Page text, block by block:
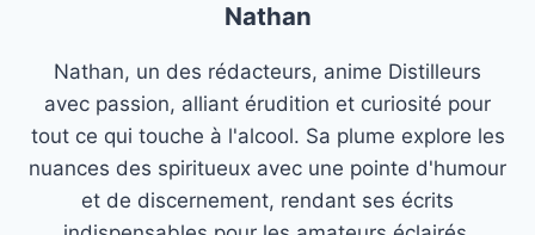
Nathan
Nathan, un des rédacteurs, anime Distilleurs
avec passion, alliant érudition et curiosité pour
tout ce qui touche à l'alcool. Sa plume explore les
nuances des spiritueux avec une pointe d'humour
et de discernement, rendant ses écrits